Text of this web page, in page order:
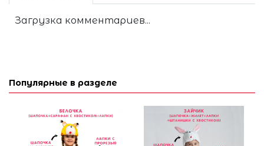
Загрузка комментариев...
Популярные в разделе